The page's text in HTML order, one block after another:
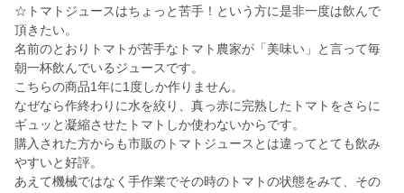
☆トマトジュースはちょっと苦手！という方に是非一度は飲んで
頂きたい。
名前のとおりトマトが苦手なトマト農家が「美味い」と言って毎
朝一杯飲んでいるジュースです。
こちらの商品1年に1度しか作りません。
なぜなら作終わりに水を絞り、真っ赤に完熟したトマトをさらに
ギュッと凝縮させたトマトしか使わないからです。
購入された方からも市販のトマトジュースとは違ってとても飲み
やすいと好評。
あえて機械ではなく手作業でその時のトマトの状態をみて、その